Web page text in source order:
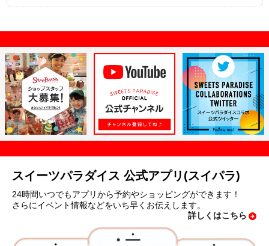
スイーツパラダイス 公式アプリ(スイパラ)
24時間いつでもアプリから予約やショッピングができます！
さらにイベント情報などをいち早くお伝えします。
詳しくはこちら